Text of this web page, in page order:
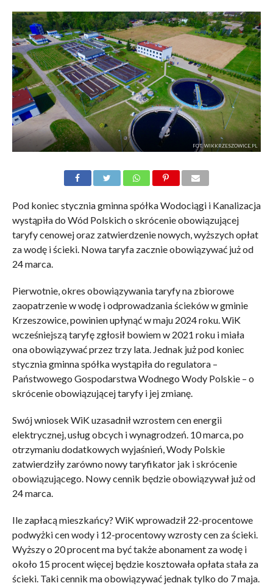
FOT. WIKKRZESZOWICE.PL
Pod koniec stycznia gminna spółka Wodociągi i Kanalizacja
wystąpiła do Wód Polskich o skrócenie obowiązującej
taryfy cenowej oraz zatwierdzenie nowych, wyższych opłat
za wodę i ścieki. Nowa taryfa zacznie obowiązywać już od
24 marca.
Pierwotnie, okres obowiązywania taryfy na zbiorowe
zaopatrzenie w wodę i odprowadzania ścieków w gminie
Krzeszowice, powinien upłynąć w maju 2024 roku. WiK
wcześniejszą taryfę zgłosił bowiem w 2021 roku i miała
ona obowiązywać przez trzy lata. Jednak już pod koniec
stycznia gminna spółka wystąpiła do regulatora –
Państwowego Gospodarstwa Wodnego Wody Polskie – o
skrócenie obowiązującej taryfy i jej zmianę.
Swój wniosek WiK uzasadnił wzrostem cen energii
elektrycznej, usług obcych i wynagrodzeń. 10 marca, po
otrzymaniu dodatkowych wyjaśnień, Wody Polskie
zatwierdziły zarówno nowy taryfikator jak i skrócenie
obowiązującego. Nowy cennik będzie obowiązywał już od
24 marca.
Ile zapłacą mieszkańcy? WiK wprowadził 22-procentowe
podwyżki cen wody i 12-procentowy wzrosty cen za ścieki.
Wyższy o 20 procent ma być także abonament za wodę i
około 15 procent więcej będzie kosztowała opłata stała za
ścieki. Taki cennik ma obowiązywać jednak tylko do 7 maja.